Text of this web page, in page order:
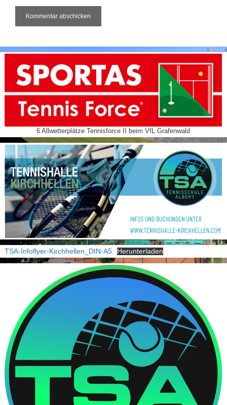
6 Allwetterplätze Tennisforce II beim VfL Grafenwald
TSA-Infoflyer-Kirchhellen_DIN-A5 Herunterladen